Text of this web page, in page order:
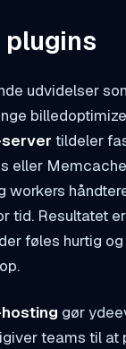
udvidelser
server tildeler
eller
workers
tid. Resultatet
der føles hurtig
gør
teams til